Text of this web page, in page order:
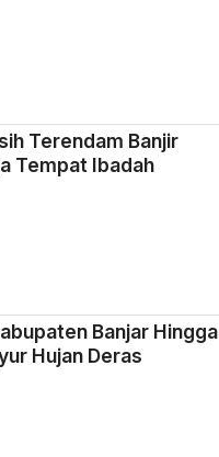
Terendam Banjir
Tempat Ibadah
Banjar Hingga
Hujan Deras